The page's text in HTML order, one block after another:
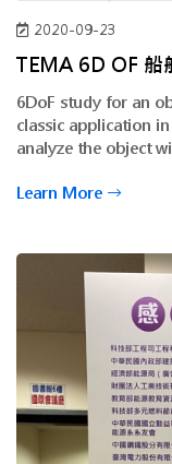
2020-09-23
TEMA 6D OF 船
6DoF study for an
classic application
analyze the object
Learn More